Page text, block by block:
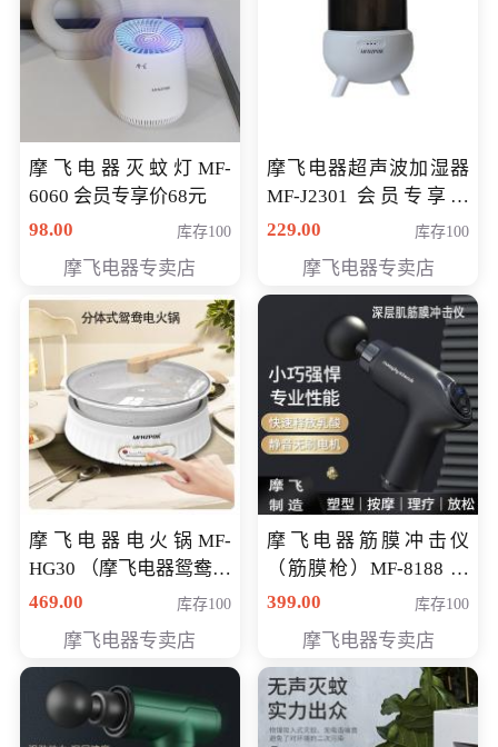
摩飞电器灭蚊灯MF-
6060 会员专享价68元
98.00
库存100
摩飞电器专卖店
摩飞电器超声波加湿器
MF-J2301 会员专享价
168元
229.00 库存100
摩飞电器专卖店
摩飞电器电火锅MF-
HG30 （摩飞电器鸳鸯锅
MF-HG30 ） 会员专享价
469.00 库存100
摩飞电器专卖店
摩飞电器筋膜冲击仪
（筋膜枪）MF-8188 会
员专享价268元
399.00 库存100
摩飞电器专卖店